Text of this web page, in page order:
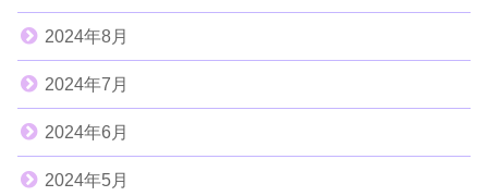
2024年8月
2024年7月
2024年6月
2024年5月